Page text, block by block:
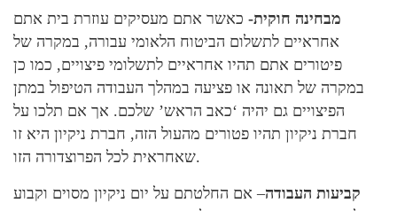
מבחינה חוקית- כאשר אתם מעסיקים עוזרת בית אתם
אחראיים לתשלום הביטוח הלאומי עבורה, במקרה של
פיטורים אתם תהיו אחראיים לתשלומי פיצויים, כמו כן
במקרה של תאונה או פציעה במהלך העבודה הטיפול במתן
הפיצויים גם יהיה ‘כאב הראש’ שלכם. אך אם תלכו על
חברת ניקיון תהיו פטורים מהעול הזה, חברת ניקיון היא זו
שאחראית לכל הפרוצדורה הזו.
קביעות העבודה– אם החלטתם על יום ניקיון מסוים וקבוע